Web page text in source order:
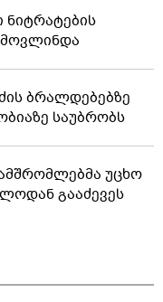
ნიტრატების
ბრალდებებზე
საუბრობს
უცხო
გააძევეს